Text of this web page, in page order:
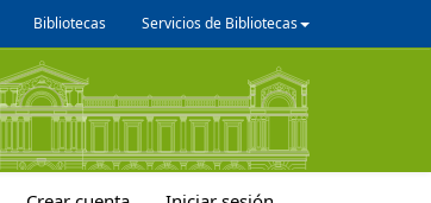
Bibliotecas Servicios de Bibliotecas